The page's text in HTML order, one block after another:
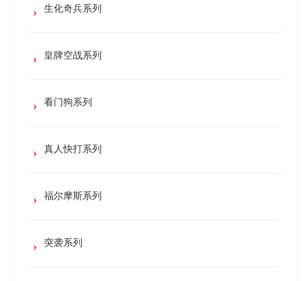
生化奇兵系列
皇牌空战系列
看门狗系列
真人快打系列
福尔摩斯系列
突袭系列